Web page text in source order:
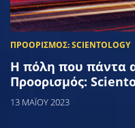
Η πόλη που πάντα
Προορισμός:
13 ΜΑΪΟΥ 2023